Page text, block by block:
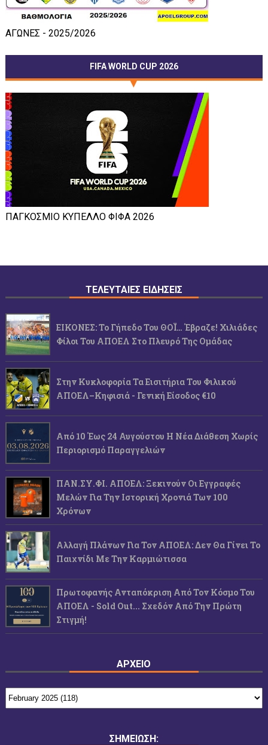
ΑΓΩΝΕΣ - 2025/2026
FIFA WORLD CUP 2026
ΠΑΓΚΟΣΜΙΟ ΚΥΠΕΛΛΟ ΦΙΦΑ 2026
ΤΕΛΕΥΤΑΙΕΣ ΕΙΔΗΣΕΙΣ
ΕΙΚΟΝΕΣ: Το Γήπεδο Του ΘΟΪ… Έβραζε! Χιλιάδες
Φίλοι Του ΑΠΟΕΛ Στο Πλευρό Της Ομάδας
Στην Κυκλοφορία Τα Εισιτήρια Του Φιλικού
ΑΠΟΕΛ–Κηφισιά - Γενική Είσοδος €10
Από 10 Έως 24 Αυγούστου Η Νέα Διάθεση Χωρίς
Περιορισμό Παραγγελιών
ΠΑΝ.ΣΥ.ΦΙ. ΑΠΟΕΛ: Ξεκινούν Οι Εγγραφές
Μελών Για Την Ιστορική Χρονιά Των 100
Χρόνων
Αλλαγή Πλάνων Για Τον ΑΠΟΕΛ: Δεν Θα Γίνει Το
Παιχνίδι Με Την Καρμιώτισσα
Πρωτοφανής Ανταπόκριση Από Τον Κόσμο Του
ΑΠΟΕΛ - Sold Out... Σχεδόν Από Την Πρώτη
Στιγμή!
ΑΡΧΕΙΟ
ΣΗΜΕΙΩΣΗ: